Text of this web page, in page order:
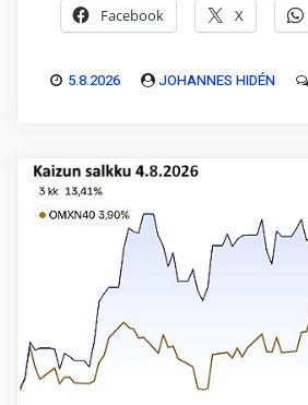
Facebook X
5.8.2026 JOHANNES HIDÉN